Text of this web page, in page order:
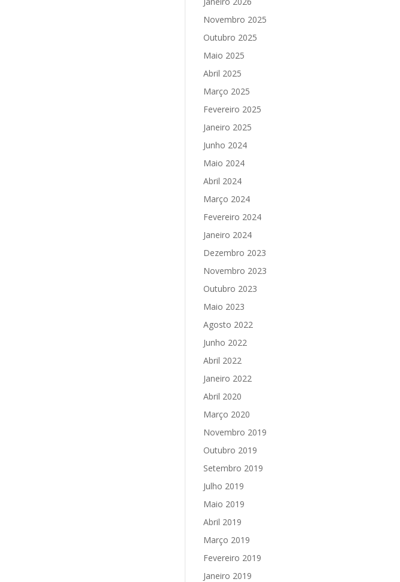
Novembro 2025
Outubro 2025
Maio 2025
Abril 2025
Março 2025
Fevereiro 2025
Janeiro 2025
Junho 2024
Maio 2024
Abril 2024
Março 2024
Fevereiro 2024
Janeiro 2024
Dezembro 2023
Novembro 2023
Outubro 2023
Maio 2023
Agosto 2022
Junho 2022
Abril 2022
Janeiro 2022
Abril 2020
Março 2020
Novembro 2019
Outubro 2019
Setembro 2019
Julho 2019
Maio 2019
Abril 2019
Março 2019
Fevereiro 2019
Janeiro 2019